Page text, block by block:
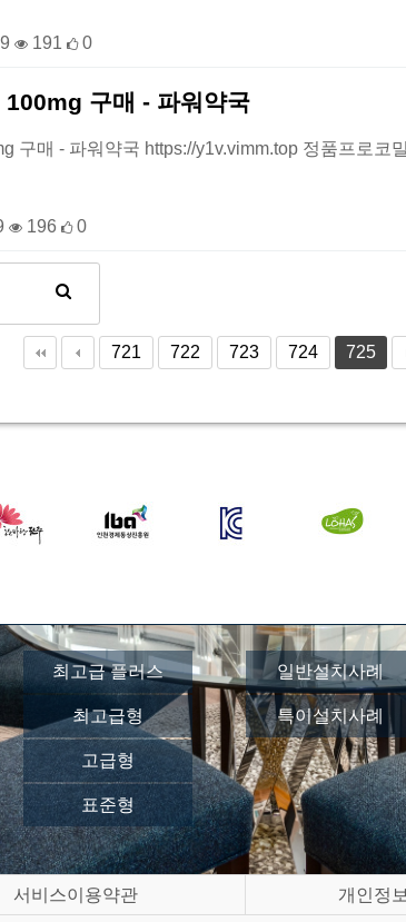
191 0
100mg 구매 - 파워약국
구매 - 파워약국 https://y1v.vimm.top 정품프로
196 0
721 722 723 724 725
최고급 플러스
최고급형
고급형
표준형
일반설치사례
특이설치사례
서비스이용약관 개인정